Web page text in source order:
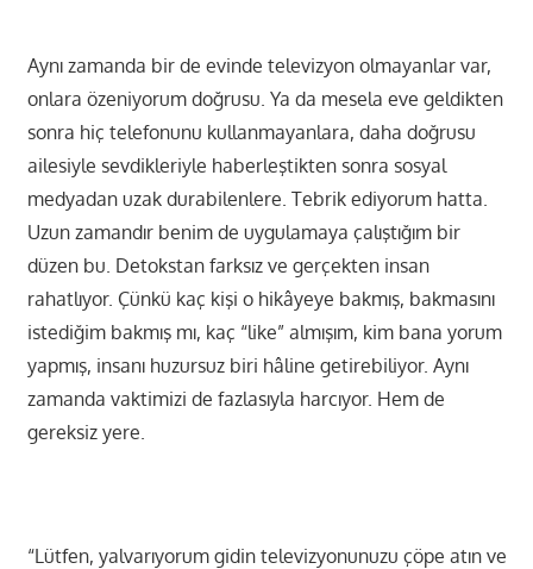
Aynı zamanda bir de evinde televizyon olmayanlar var,
onlara özeniyorum doğrusu. Ya da mesela eve geldikten
sonra hiç telefonunu kullanmayanlara, daha doğrusu
ailesiyle sevdikleriyle haberleştikten sonra sosyal
medyadan uzak durabilenlere. Tebrik ediyorum hatta.
Uzun zamandır benim de uygulamaya çalıştığım bir
düzen bu. Detokstan farksız ve gerçekten insan
rahatlıyor. Çünkü kaç kişi o hikâyeye bakmış, bakmasını
istediğim bakmış mı, kaç “like” almışım, kim bana yorum
yapmış, insanı huzursuz biri hâline getirebiliyor. Aynı
zamanda vaktimizi de fazlasıyla harcıyor. Hem de
gereksiz yere.
“Lütfen, yalvarıyorum gidin televizyonunuzu çöpe atın ve